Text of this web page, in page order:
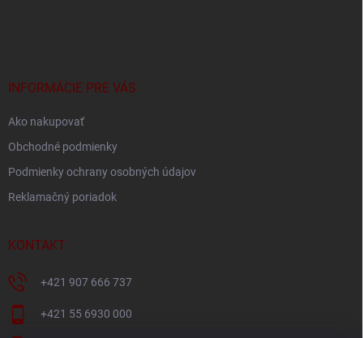
INFORMÁCIE PRE VÁS
Ako nakupovať
Obchodné podmienky
Podmienky ochrany osobných údajov
Reklamačný poriadok
KONTAKT
+421 907 666 737
+421 55 6930 000